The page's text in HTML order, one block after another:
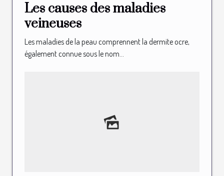
Les causes des maladies
veineuses
Les maladies de la peau comprennent la dermite ocre,
également connue sous le nom...